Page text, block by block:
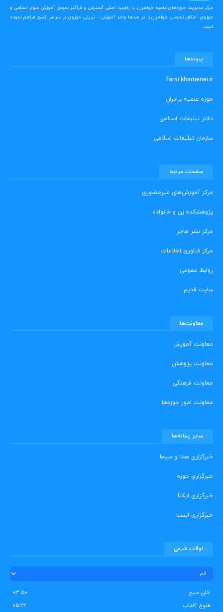
مرکز مدیریت حوزه‌های علمیه خواهران، با راهبرد اصلی گسترش و فراگیر نمودن آموزش علوم اسلامی و
حوزوی، امکان تحصیل خواهران را در صدها واحد آموزشی - تربیتی حوزوی در سراسر کشور فراهم نموده
است.
پیوندها
farsi.khamenei.ir
حوزه علمیه برادران
دفتر تبلیغات اسلامی
سازمان تبلیغات اسلامی
صفحات مرتبط
مرکز آموزش‌های غیرحضوری
پژوهشکده زن و خانواده
مرکز نشر هاجر
مرکز فناوری اطلاعات
روابط عمومی
سایت قدیم
معاونت‌ها
معاونت آموزش
معاونت پژوهش
معاونت فرهنگی
معاونت امور حوزه‌ها
سایر رسانه‌ها
خبرگزاری صدا و سیما
خبرگزاری حوزه
خبرگزاری ایکنا
خبرگزاری ایسنا
اوقات شرعی
اذان صبح
۰۳:۵۰
طلوع آفتاب
۰۵:۲۲